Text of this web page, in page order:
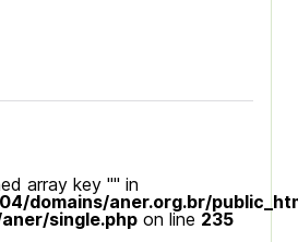
array key "" in
domains/aner.org.br/
single.php on line 235